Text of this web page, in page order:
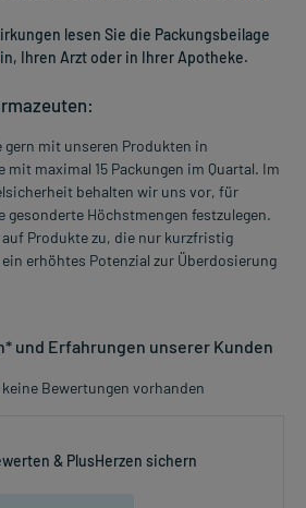
lesen Sie die Packungsbeilage
Ihren Arzt oder in Ihrer Apotheke.
gern mit unseren Produkten in
mit maximal 15 Packungen im Quartal. Im
behalten wir uns vor, für
gesonderte Höchstmengen festzulegen.
Produkte zu, die nur kurzfristig
erhöhtes Potenzial zur Überdosierung
und Erfahrungen unserer Kunden
Bewertungen vorhanden
& PlusHerzen sichern